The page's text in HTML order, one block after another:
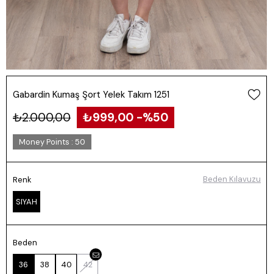
Gabardin Kumaş Şort Yelek Takım 1251
₺2.000,00 ₺999,00 50
Money Points : 50
Renk
SIYAH
Beden
36 38 40 42
Beden Kılavuzu